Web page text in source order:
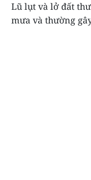
Lũ lụt và lở đất
mưa và thường